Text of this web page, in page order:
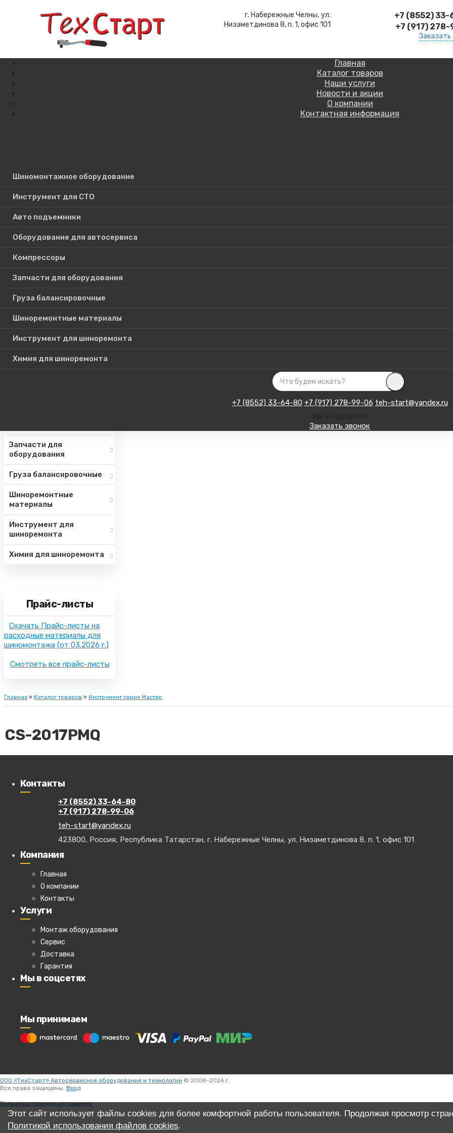
г. Набережные Челны, ул.
Низаметдинова 8, п. 1, офис 101
+7 (8552)
+7 (917)
Заказать
Главная
Каталог товаров
Наши услуги
Новости и акции
О компании
Контактная информация
Шиномонтажное оборудование
Инструмент для СТО
Авто подъемники
Оборудование для автосервиса
Компрессоры
Запчасти для оборудования
Груза балансировочные
Шиноремонтные материалы
Инструмент для шиноремонта
Химия для шиноремонта
+7 (8552) 33-64-80 +7 (917) 278-99-06 teh-start@yandex.ru
Заказать звонок
Поиск по сайту
Каталог
Шиномонтажное
оборудование
Инструмент для СТО
Запчасти для
оборудования
Груза балансировочные
Шиноремонтные
материалы
Инструмент для
шиноремонта
Химия для шиноремонта
Прайс-листы
Скачать Прайс-листы на
расходные материалы для
шиномонтажа (от 03.2026 г.)
Смотреть все прайс-листы
Главная » Каталог товаров » Инструмент серия Мастер
CS-2017PMQ
1/4" головки торцевые: 4, 4.5, 5, 5.5, 6, 7, 8, 9, 10, 11, 12, 13мм
1/4" ключ трещоточный с быстрым сбросом
1/4" вороток Т-образный 125мм
1/4" кардан шарнирный
1/4" удлинитель 50мм
отвертка с квадратом 1/4"
Просмотров:765
Share
Контакты
+7 (8552) 33-64-80
+7 (917) 278-99-06
teh-start@yandex.ru
423800, Россия, Республика Татарстан, г. Набережные Челны, ул. Низаметдинова 8, п. 1, офис 101
Компания
Главная
О компании
Контакты
Услуги
Монтаж оборудования
Сервис
Доставка
Гарантия
Мы в соцсетях
Мы принимаем
ООО «ТехСтарт» Автосервисное оборудование и технологии © 2008-2026 г.
Все права защищены. Вход
Пользовательское соглашение
Этот сайт использует файлы cookies для более комфортной работы пользователя. Продолжая просмотр
Политикой использования файлов cookies.